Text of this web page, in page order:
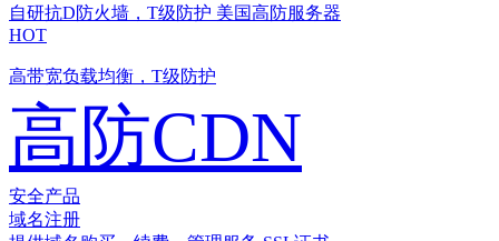
自研抗D防火墙，T级防护 美国高防服务器
HOT
高带宽负载均衡，T级防护
高防CDN
安全产品
域名注册